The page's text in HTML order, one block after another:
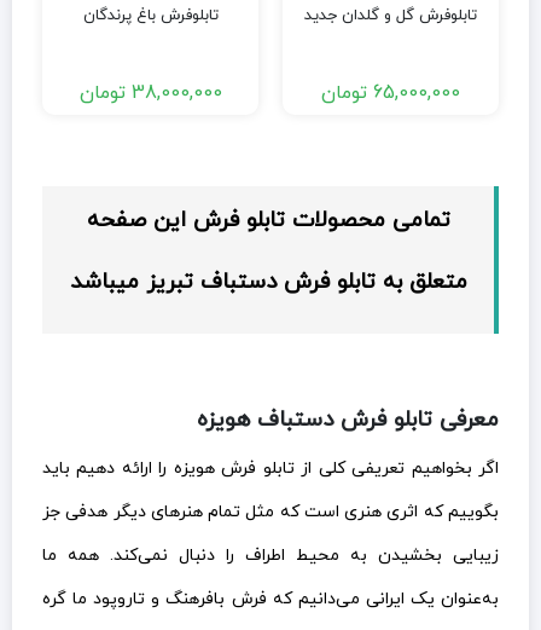
تابلوفرش گل و گلدان جدید
65,000,000 تومان
تابلوفرش باغ پرندگان
38,000,000 تومان
تمامی محصولات تابلو فرش این صفحه
متعلق به تابلو فرش دستباف تبریز میباشد
معرفی تابلو فرش دستباف هویزه
اگر بخواهیم تعریفی کلی از تابلو فرش هویزه را ارائه دهیم باید
بگوییم که اثری هنری است که مثل تمام هنرهای دیگر هدفی جز
زیبایی بخشیدن به محیط اطراف را دنبال نمی‌کند. همه ما
به‌عنوان یک ایرانی می‌دانیم که فرش بافرهنگ و تاروپود ما گره